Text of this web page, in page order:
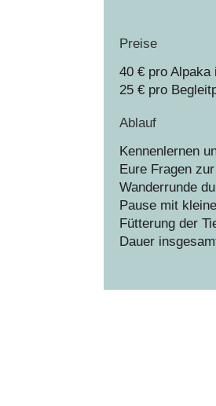
Preise
40 € pro
25 € pro
Ablauf
Kennenlernen
Eure Fragen
Wanderrunde
Pause mit
Fütterung der
Dauer